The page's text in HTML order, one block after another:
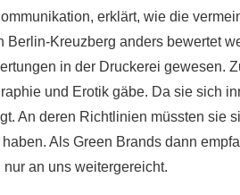
erklärt, wie die
Berlin-Kreuzberg anders bewertet
in der Druckerei gewesen.
und Erotik gäbe. Da sie sich
An deren Richtlinien müssten sie
Als Green Brands dann
nur an uns weitergereicht.